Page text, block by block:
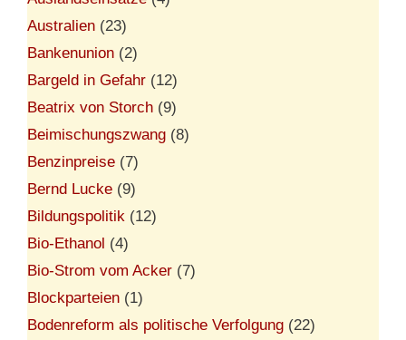
Australien (23)
Bankenunion (2)
Bargeld in Gefahr (12)
Beatrix von Storch (9)
Beimischungszwang (8)
Benzinpreise (7)
Bernd Lucke (9)
Bildungspolitik (12)
Bio-Ethanol (4)
Bio-Strom vom Acker (7)
Blockparteien (1)
Bodenreform als politische Verfolgung (22)